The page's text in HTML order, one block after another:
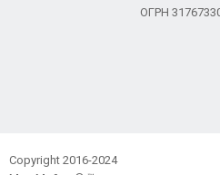
ОГРН
Copyright 2016-2024